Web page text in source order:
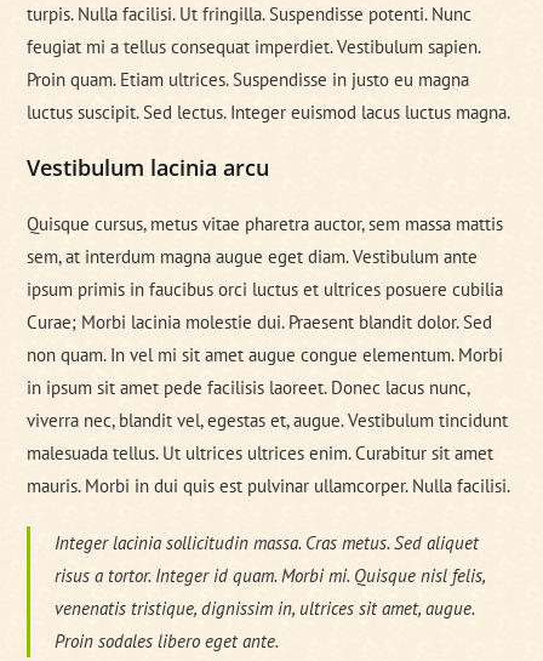
turpis. Nulla facilisi. Ut fringilla. Suspendisse potenti. Nunc
feugiat mi a tellus consequat imperdiet. Vestibulum sapien.
Proin quam. Etiam ultrices. Suspendisse in justo eu magna
luctus suscipit. Sed lectus. Integer euismod lacus luctus magna.
Vestibulum lacinia arcu
Quisque cursus, metus vitae pharetra auctor, sem massa mattis
sem, at interdum magna augue eget diam. Vestibulum ante
ipsum primis in faucibus orci luctus et ultrices posuere cubilia
Curae; Morbi lacinia molestie dui. Praesent blandit dolor. Sed
non quam. In vel mi sit amet augue congue elementum. Morbi
in ipsum sit amet pede facilisis laoreet. Donec lacus nunc,
viverra nec, blandit vel, egestas et, augue. Vestibulum tincidunt
malesuada tellus. Ut ultrices ultrices enim. Curabitur sit amet
mauris. Morbi in dui quis est pulvinar ullamcorper. Nulla facilisi.
Integer lacinia sollicitudin massa. Cras metus. Sed aliquet
risus a tortor. Integer id quam. Morbi mi. Quisque nisl felis,
venenatis tristique, dignissim in, ultrices sit amet, augue.
Proin sodales libero eget ante.